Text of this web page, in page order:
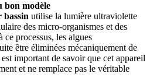
bon modèle
utilise la lumière ultraviolette
des micro-organismes et des
ce processus, les algues
être éliminées mécaniquement de
important de savoir que cet appareil
et ne remplace pas le véritable